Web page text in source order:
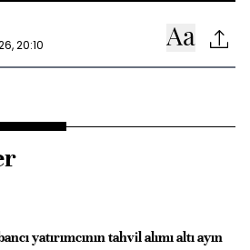
20:10
yatırımcının tahvil alımı altı ayın